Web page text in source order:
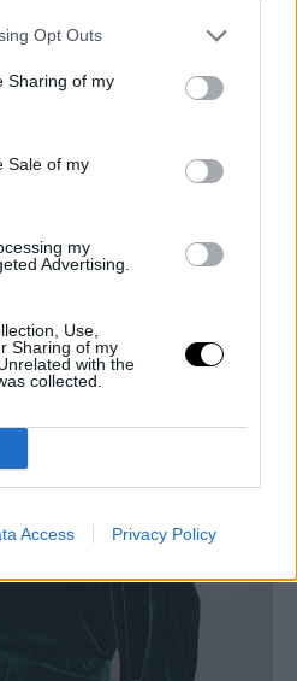
Opt Outs
Sharing of my
Sale of my
my
Advertising.
Use,
Sharing of my
with the
collected.
Access Privacy Policy